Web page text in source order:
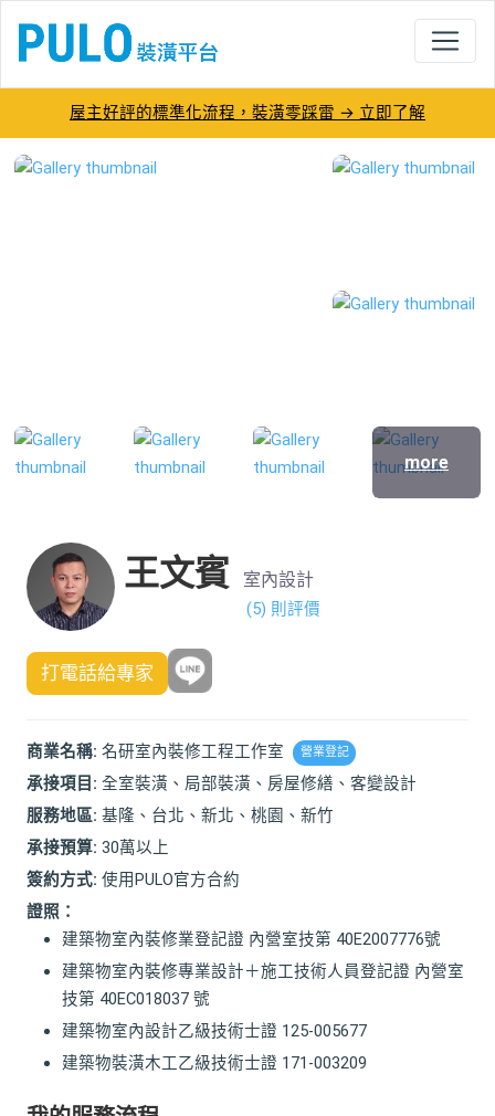
屋主好評的標準化流程，裝潢零踩雷 → 立即了解
王文賓-名研室內裝修工程工作室－PULO
more
王文賓 室內設計
(5) 則評價
打電話給專家
商業名稱: 名研室內裝修工程工作室 營業登記
承接項目: 全室裝潢、局部裝潢、房屋修繕、客變設計
服務地區: 基隆、台北、新北、桃園、新竹
承接預算: 30萬以上
簽約方式: 使用PULO官方合約
證照：
建築物室內裝修業登記證 內營室技第 40E2007776號
建築物室內裝修專業設計＋施工技術人員登記證 內營室
技第 40EC018037 號
建築物室內設計乙級技術士證 125-005677
建築物裝潢木工乙級技術士證 171-003209